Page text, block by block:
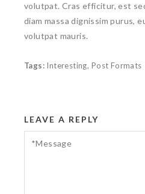
volutpat. Cras efficitur, est
diam massa dignissim purus,
volutpat mauris.
Tags: Interesting, Post Formats
LEAVE A REPLY